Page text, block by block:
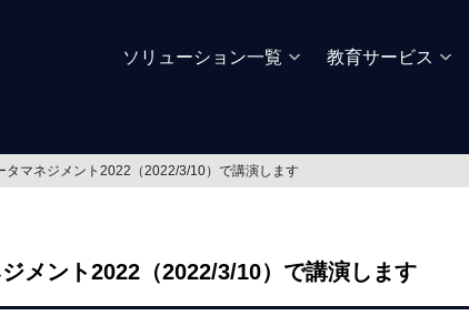
ソリューション一覧 教育サービス
タマネジメント2022（2022/3/10）で講演します
メント2022（2022/3/10）で講演します